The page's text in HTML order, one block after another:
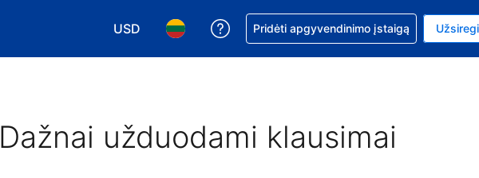
USD
Pasirinkite valiutą. Jūsų pasirinkta valiuta: Jungtinių
Pasirinkite kalbą. Jūsų pasirinkta kalba: Lietuvių
Pagalba dėl užsakymo
Pridėti apgyvendinimo įstaigą
Dažnai užduodami klausimai